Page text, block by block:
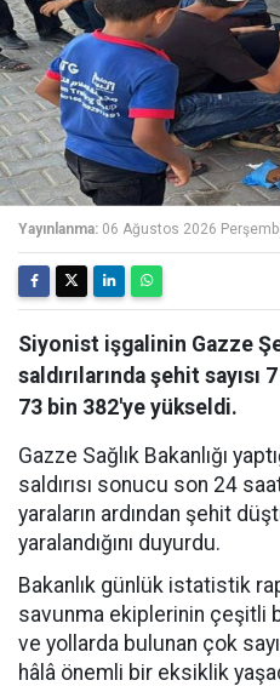
Yayınlanma: 06 Ağustos 2026
Siyonist işgalinin Gazze
saldırılarında şehit sayısı
73 bin 382'ye yükseldi.
Gazze Sağlık Bakanlığı
saldırısı sonucu son 24
yaraların ardından şehit
yaralandığını duyurdu.
Bakanlık günlük istatistik
savunma ekiplerinin çeşitli
ve yollarda bulunan çok
hâlâ önemli bir eksiklik